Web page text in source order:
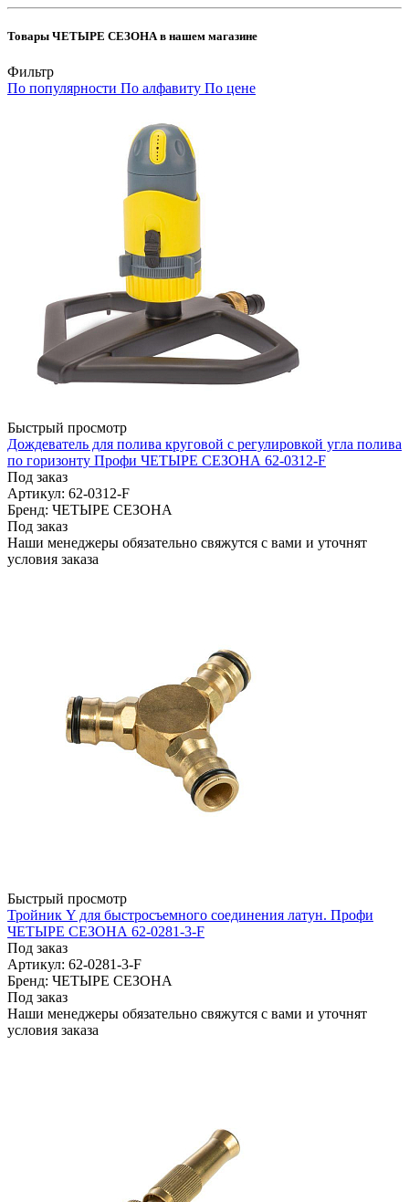
Товары ЧЕТЫРЕ СЕЗОНА в нашем магазине
Фильтр
По популярности По алфавиту По цене
Быстрый просмотр
Дождеватель для полива круговой с регулировкой угла полива
по горизонту Профи ЧЕТЫРЕ СЕЗОНА 62-0312-F
Под заказ
Артикул: 62-0312-F
Бренд: ЧЕТЫРЕ СЕЗОНА
Под заказ
Наши менеджеры обязательно свяжутся с вами и уточнят
условия заказа
Быстрый просмотр
Тройник Y для быстросъемного соединения латун. Профи
ЧЕТЫРЕ СЕЗОНА 62-0281-3-F
Под заказ
Артикул: 62-0281-3-F
Бренд: ЧЕТЫРЕ СЕЗОНА
Под заказ
Наши менеджеры обязательно свяжутся с вами и уточнят
условия заказа